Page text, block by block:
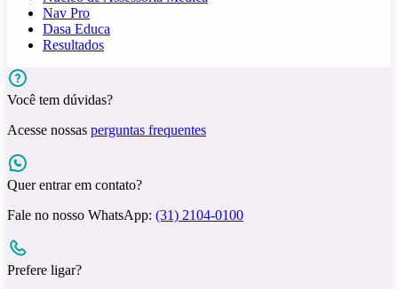
Nav Pro
Dasa Educa
Resultados
Você tem dúvidas?
Acesse nossas perguntas frequentes
Quer entrar em contato?
Fale no nosso WhatsApp: (31) 2104-0100
Prefere ligar?